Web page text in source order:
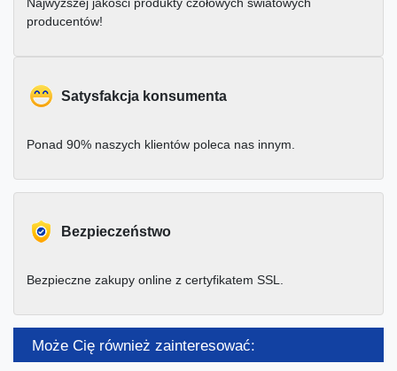
producentów!
Satysfakcja konsumenta
Ponad 90% naszych klientów poleca nas innym.
Bezpieczeństwo
Bezpieczne zakupy online z certyfikatem SSL.
Może Cię również zainteresować: